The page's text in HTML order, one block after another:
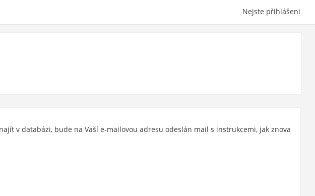
Nejste přihlášeni
v databázi, bude na Vaší e-mailovou adresu odeslán mail s instrukcemi, jak znova